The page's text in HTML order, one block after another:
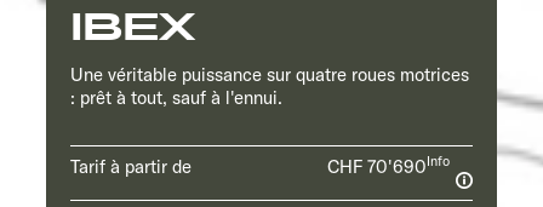
IBEX
Une véritable puissance sur quatre roues motrices
: prêt à tout, sauf à l'ennui.
Tarif à partir de CHF 70'690Info